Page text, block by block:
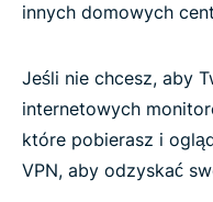
innych domowych
Jeśli nie chcesz, aby
internetowych
które pobierasz i
VPN, aby odzyskać